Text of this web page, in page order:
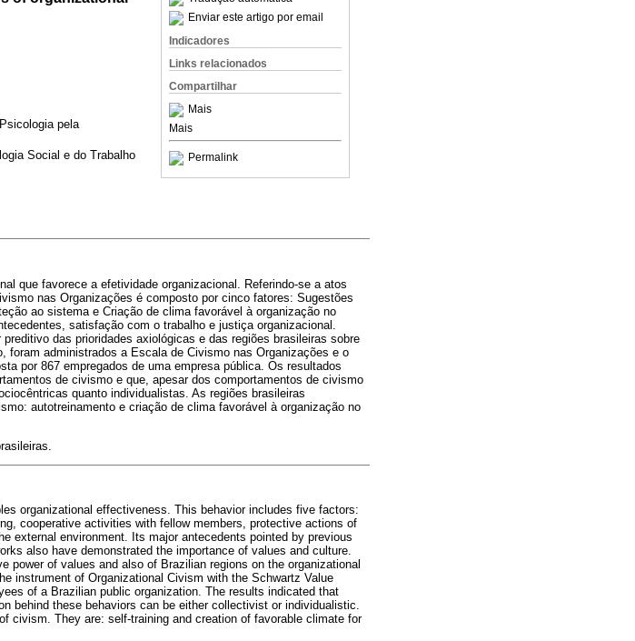
Enviar este artigo por email
Indicadores
Links relacionados
Compartilhar
Mais
Mais
Permalink
pela
Social e do Trabalho
que favorece a efetividade organizacional. Referindo-se a atos
nas Organizações é composto por cinco fatores: Sugestões
ao sistema e Criação de clima favorável à organização no
satisfação com o trabalho e justiça organizacional.
das prioridades axiológicas e das regiões brasileiras sobre
administrados a Escala de Civismo nas Organizações e o
por 867 empregados de uma empresa pública. Os resultados
de civismo e que, apesar dos comportamentos de civismo
quanto individualistas. As regiões brasileiras
autotreinamento e criação de clima favorável à organização no
organizational effectiveness. This behavior includes five factors:
cooperative activities with fellow members, protective actions of
external environment. Its major antecedents pointed by previous
also have demonstrated the importance of values and culture.
of values and also of Brazilian regions on the organizational
instrument of Organizational Civism with the Schwartz Value
of a Brazilian public organization. The results indicated that
behind these behaviors can be either collectivist or individualistic.
civism. They are: self-training and creation of favorable climate for